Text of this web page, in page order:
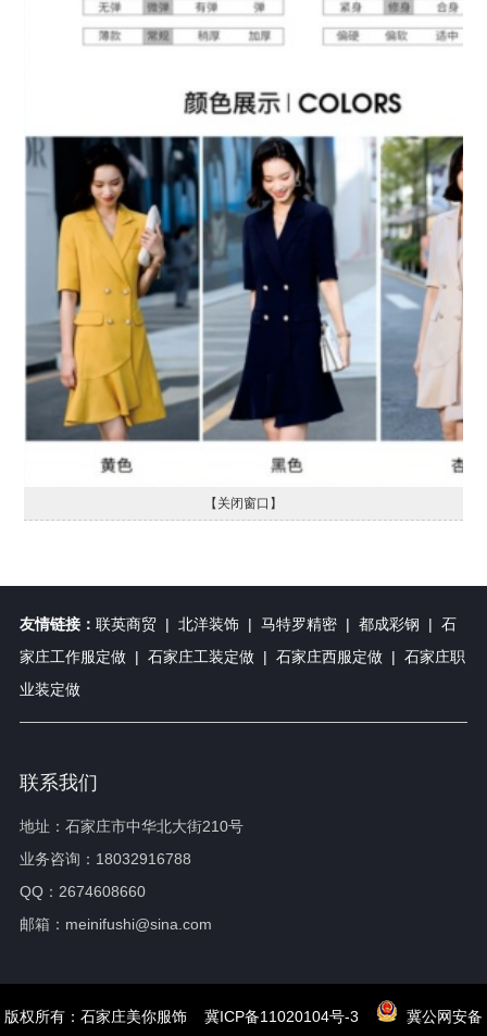
【关闭窗口】
友情链接： 联英商贸| 北洋装饰| 马特罗精密| 都成彩钢 | 石
家庄工作服定做| 石家庄工装定做| 石家庄西服定做| 石家庄职
业装定做
联系我们
地址：石家庄市中华北大街210号
业务咨询：18032916788
QQ：2674608660
邮箱：meinifushi@sina.com
版权所有：石家庄美你服饰 冀ICP备11020104号-3 冀公网安备